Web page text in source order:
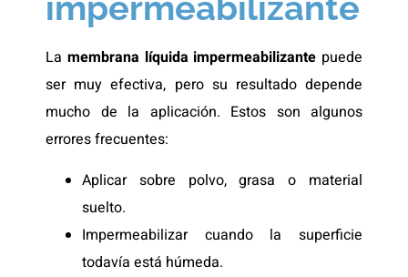
La membrana líquida impermeabilizante puede
ser muy efectiva, pero su resultado depende
mucho de la aplicación. Estos son algunos
errores frecuentes:
Aplicar sobre polvo, grasa o material
suelto.
Impermeabilizar cuando la superficie
todavía está húmeda.